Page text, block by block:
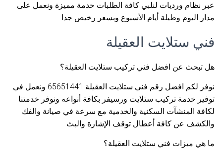
عبر نظام ورديات لنلبي كافة الطلبات خدمة مميزة ونعمل على
مدار اليوم وطيلة أيام الأسبوع وبسعر رخيص جدا.
فني ستلايت العقيلة
هل تبحث عن افضل فني تركيب ستلايت العقيلة؟
نوفر لكم افضل رقم فني ستلايت العقيلة 65651441 ونعمل في
توفير خدمة تركيب ستلايت ورسيفر بكافة أنواعه ونوفر خدمتنا
لكافة المنشآت السكنية والخدمية مع سرعة في صيانة والفك
والكشف عن كافة أعطال توقف الإشارة والبث
ما هي ميزات فني ستلايت العقيلة؟